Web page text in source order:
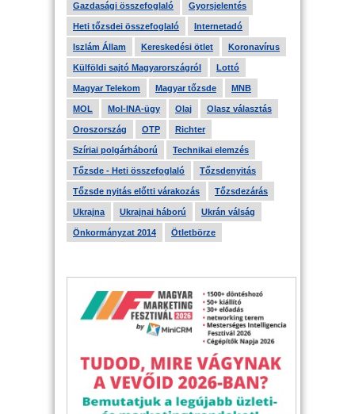
Gazdasági összefoglaló Gyorsjelentés
Heti tőzsdei összefoglaló Internetadó
Iszlám Állam Kereskedési ötlet Koronavírus
Külföldi sajtó Magyarországról Lottó
Magyar Telekom Magyar tőzsde MNB
MOL Mol-INA-ügy Olaj Olasz választás
Oroszország OTP Richter
Szíriai polgárháború Technikai elemzés
Tőzsde - Heti összefoglaló Tőzsdenyitás
Tőzsde nyitás előtti várakozás Tőzsdezárás
Ukrajna Ukrajnai háború Ukrán válság
Önkormányzat 2014 Ötletbörze